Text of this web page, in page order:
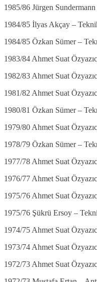
1985/86 Jürgen
1984/85 İlyas Akçay –
1984/85 Özkan Sümer –
1983/84 Ahmet Suat
1982/83 Ahmet Suat
1981/82 Ahmet Suat
1980/81 Özkan Sümer –
1979/80 Ahmet Suat
1978/79 Özkan Sümer –
1977/78 Ahmet Suat
1976/77 Ahmet Suat
1975/76 Ahmet Suat
1975/76 Şükrü Ersoy –
1974/75 Ahmet Suat
1973/74 Ahmet Suat
1972/73 Ahmet Suat